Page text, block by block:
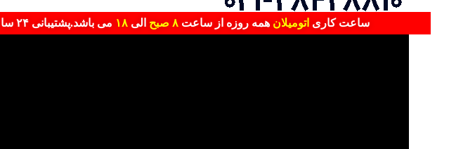
ساعت کاری اتومیلان همه روزه از ساعت الی می باشد.پشتیبانی ۲۴ ساعته در تمام ۷ روز هفته.